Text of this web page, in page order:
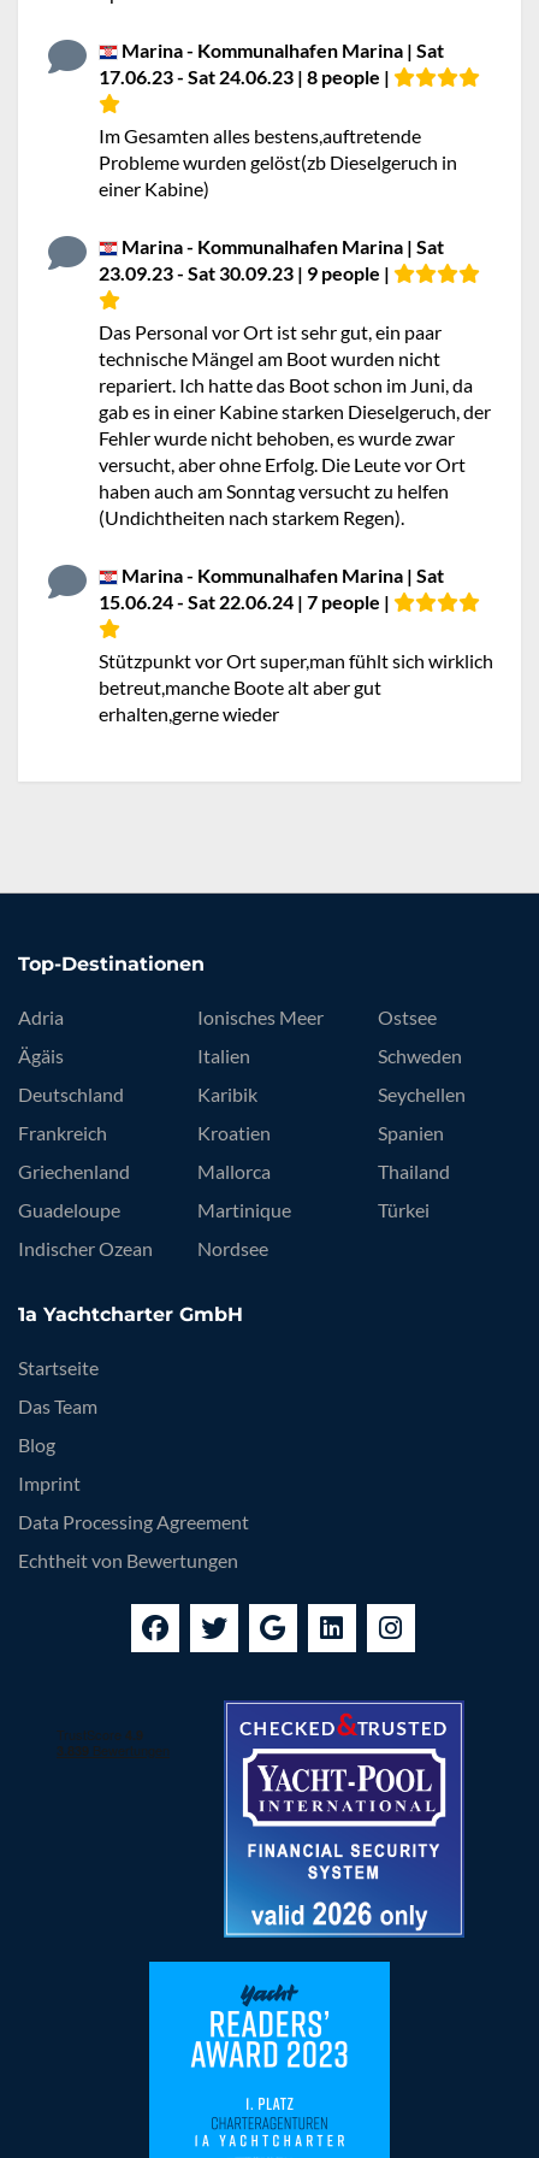
Marina - Kommunalhafen Marina | Sat
17.06.23 - Sat 24.06.23 | 8 people |
Im Gesamten alles bestens,auftretende
Probleme wurden gelöst(zb Dieselgeruch in
einer Kabine)
Marina - Kommunalhafen Marina | Sat
23.09.23 - Sat 30.09.23 | 9 people |
Das Personal vor Ort ist sehr gut, ein paar
technische Mängel am Boot wurden nicht
repariert. Ich hatte das Boot schon im Juni, da
gab es in einer Kabine starken Dieselgeruch, der
Fehler wurde nicht behoben, es wurde zwar
versucht, aber ohne Erfolg. Die Leute vor Ort
haben auch am Sonntag versucht zu helfen
(Undichtheiten nach starkem Regen).
Marina - Kommunalhafen Marina | Sat
15.06.24 - Sat 22.06.24 | 7 people |
Stützpunkt vor Ort super,man fühlt sich wirklich
betreut,manche Boote alt aber gut
erhalten,gerne wieder
Top-Destinationen
Adria
Ägäis
Deutschland
Frankreich
Griechenland
Guadeloupe
Indischer Ozean
Ionisches Meer
Italien
Karibik
Kroatien
Mallorca
Martinique
Nordsee
Ostsee
Schweden
Seychellen
Spanien
Thailand
Türkei
1a Yachtcharter GmbH
Startseite
Das Team
Blog
Imprint
Data Processing Agreement
Echtheit von Bewertungen